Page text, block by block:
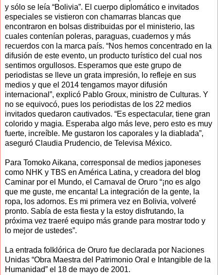
y sólo se leía “Bolivia”. El cuerpo diplomático e invitados
especiales se vistieron con chamarras blancas que
encontraron en bolsas distribuidas por el ministerio, las
cuales contenían poleras, paraguas, cuadernos y más
recuerdos con la marca país. “Nos hemos concentrado en la
difusión de este evento, un producto turístico del cual nos
sentimos orgullosos. Esperamos que este grupo de
periodistas se lleve un grata impresión, lo refleje en sus
medios y que el 2014 tengamos mayor difusión
internacional”, explicó Pablo Groux, ministro de Culturas. Y
no se equivocó, pues los periodistas de los 22 medios
invitados quedaron cautivados. “Es espectacular, tiene gran
colorido y magia. Esperaba algo más leve, pero esto es muy
fuerte, increíble. Me gustaron los caporales y la diablada”,
aseguró Claudia Prudencio, de Televisa México.
Para Tomoko Aikana, corresponsal de medios japoneses
como NHK y TBS en América Latina, y creadora del blog
Caminar por el Mundo, el Carnaval de Oruro “¡no es algo
que me guste, me encanta! La integración de la gente, la
ropa, los adornos. Es mi primera vez en Bolivia, volveré
pronto. Sabía de esta fiesta y la estoy disfrutando, la
próxima vez traeré equipo más grande para mostrar todo y
lo mejor de ustedes”.
La entrada folklórica de Oruro fue declarada por Naciones
Unidas “Obra Maestra del Patrimonio Oral e Intangible de la
Humanidad” el 18 de mayo de 2001.